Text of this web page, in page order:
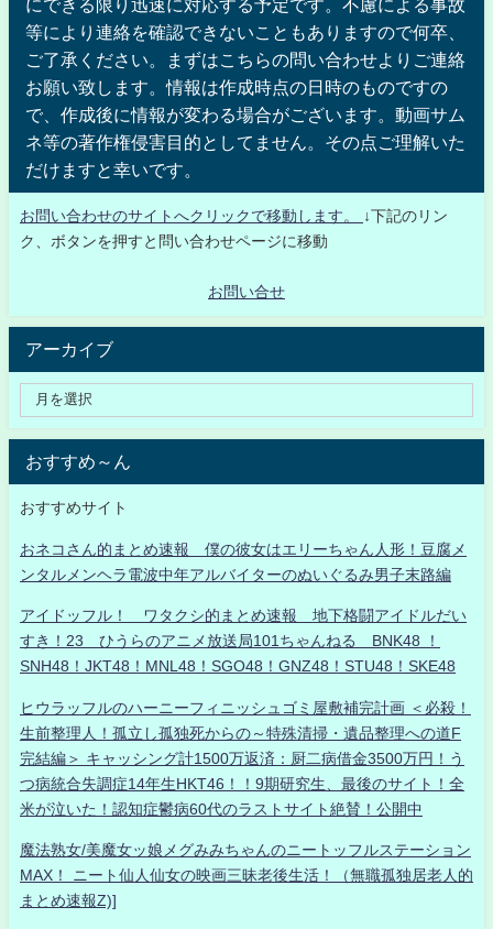
にできる限り迅速に対応する予定です。不慮による事故
等により連絡を確認できないこともありますので何卒、
ご了承ください。まずはこちらの問い合わせよりご連絡
お願い致します。情報は作成時点の日時のものですの
で、作成後に情報が変わる場合がございます。動画サム
ネ等の著作権侵害目的としてません。その点ご理解いた
だけますと幸いです。
お問い合わせのサイトへクリックで移動します。
↓下記のリン
ク、ボタンを押すと問い合わせページに移動
お問い合せ
アーカイブ
おすすめ～ん
おすすめサイト
おネコさん的まとめ速報 僕の彼女はエリーちゃん人形！豆腐メ
ンタルメンヘラ電波中年アルバイターのぬいぐるみ男子末路編
アイドッフル！ ワタクシ的まとめ速報 地下格闘アイドルだい
すき！23 ひうらのアニメ放送局101ちゃんねる BNK48 ！
SNH48！JKT48！MNL48！SGO48！GNZ48！STU48！SKE48
ヒウラッフルのハーニーフィニッシュゴミ屋敷補完計画 ＜必殺！
生前整理人！孤立し孤独死からの～特殊清掃・遺品整理への道F
完結編＞ キャッシング計1500万返済：厨二病借金3500万円！う
つ病統合失調症14年生HKT46！！9期研究生、最後のサイト！全
米が泣いた！認知症鬱病60代のラストサイト絶賛！公開中
魔法熟女/美魔女ッ娘メグみみちゃんのニートッフルステーション
MAX！ ニート仙人仙女の映画三昧老後生活！（無職孤独居老人的
まとめ速報Z)]